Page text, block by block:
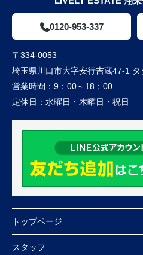
0120-953-337
〒334-0053
埼玉県川口市大字安行吉蔵47-1
営業時間： 9：00～18：00
定休日： 水曜日・木曜日・祝日
トップページ
スタッフ